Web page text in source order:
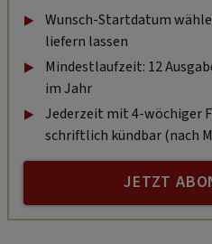
Wunsch-Startdatum
liefern lassen
Mindestlaufzeit: 12
im Jahr
Jederzeit mit 4-wöchiger
schriftlich kündbar (nach
JETZT